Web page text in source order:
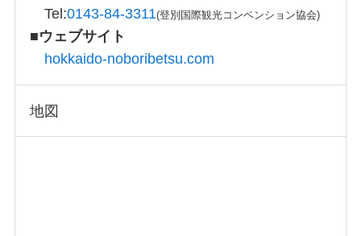
Tel:0143-84-3311(登別国際観光コンベンション協会)
■ウェブサイト
hokkaido-noboribetsu.com
地図